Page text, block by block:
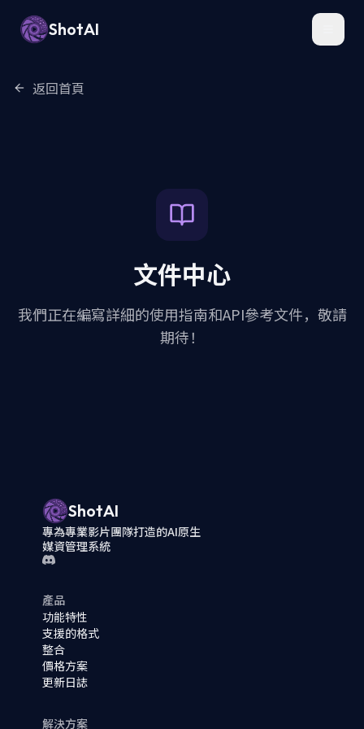
ShotAI
返回首頁
文件中心
我們正在編寫詳細的使用指南和API參考文件，敬請
期待！
ShotAI
專為專業影片團隊打造的AI原生
媒資管理系統
產品
功能特性
支援的格式
整合
價格方案
更新日誌
解決方案